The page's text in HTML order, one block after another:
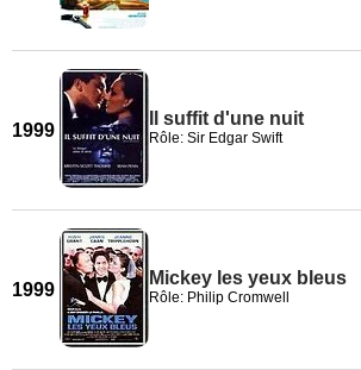
1999
Il suffit d'une nuit
Rôle: Sir Edgar Swift
1999
Mickey les yeux bleus
Rôle: Philip Cromwell